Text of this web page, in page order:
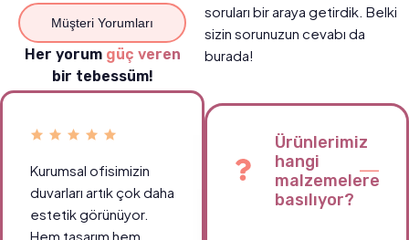
Müşteri Yorumları
Her yorum güç veren
bir tebessüm!
Kurumsal ofisimizin
duvarları artık çok daha
estetik görünüyor.
Hem tasarım hem
Okul koridorlarımızda
öğrencilerin ilgisini
çeken canlı tablolar
soruları bir araya getirdik. Belki
sizin sorunuzun cevabı da
burada!
Ürünlerimiz
hangi
malzemelere
basılıyor?